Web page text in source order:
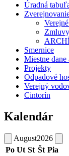
Úradná
Smernice
Miestne
Projekty
Odpadové
Verejný
Cintorín
Kalendár
August2026
Po Ut St Št Pia